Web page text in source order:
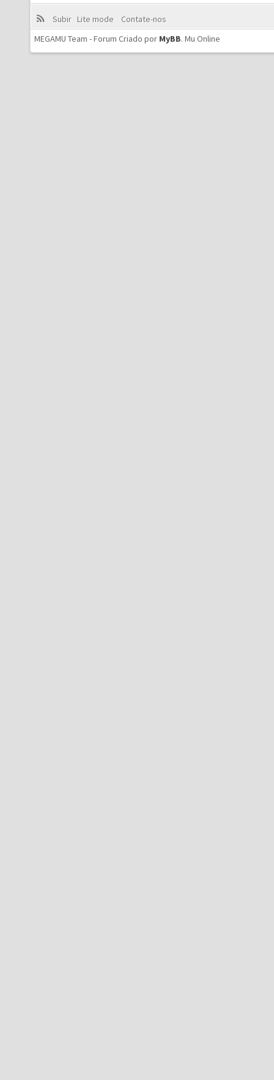
Subir Lite mode
Contate-nos
MEGAMU Team - Forum Criado por MyBB. Mu Online